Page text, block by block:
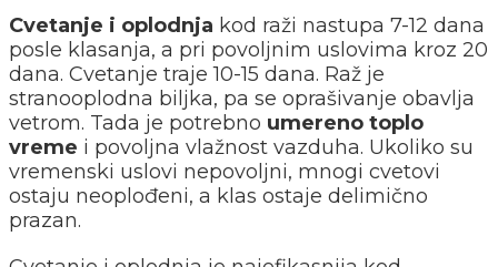
Cvetanje i oplodnja kod raži nastupa 7-12 dana
posle klasanja, a pri povoljnim uslovima kroz 20
dana. Cvetanje traje 10-15 dana. Raž je
stranooplodna biljka, pa se oprašivanje obavlja
vetrom. Tada je potrebno umereno toplo
vreme i povoljna vlažnost vazduha. Ukoliko su
vremenski uslovi nepovoljni, mnogi cvetovi
ostaju neoplođeni, a klas ostaje delimično
prazan.